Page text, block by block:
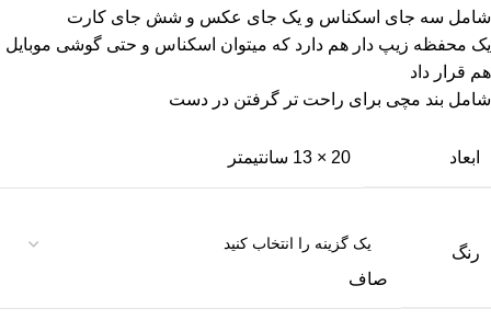
شامل سه جای اسکناس و یک جای عکس و شش جای کارت
یک محفظه زیپ دار هم دارد که میتوان اسکناس و حتی گوشی موبایل
هم قرار داد
شامل بند مچی برای راحت تر گرفتن در دست
ابعاد 20 × 13 سانتیمتر
رنگ
صاف